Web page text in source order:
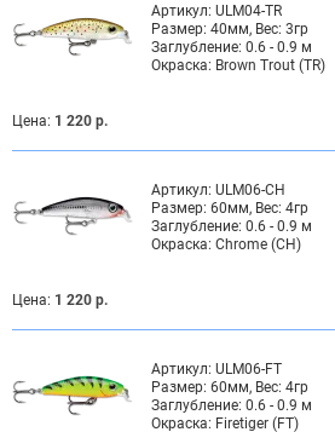
Артикул: ULM04-TR
Размер: 40мм, Вес: 3гр
Заглубление: 0.6 - 0.9 м
Окраска: Brown Trout (TR)
Цена: 1 220 р.
Артикул: ULM06-CH
Размер: 60мм, Вес: 4гр
Заглубление: 0.6 - 0.9 м
Окраска: Chrome (CH)
Цена: 1 220 р.
Артикул: ULM06-FT
Размер: 60мм, Вес: 4гр
Заглубление: 0.6 - 0.9 м
Окраска: Firetiger (FT)